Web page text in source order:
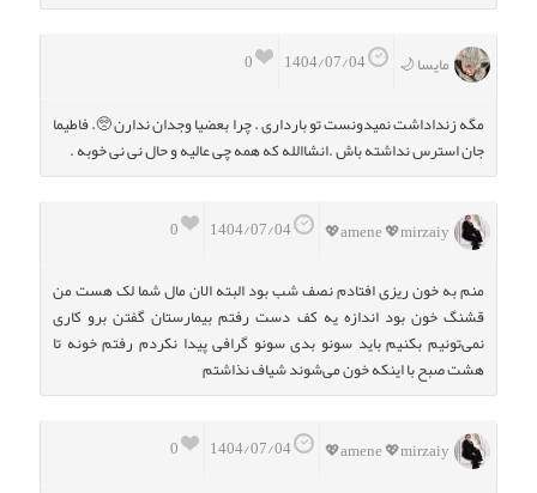
0
مایسا 🌙
مگه زنداداشت نمیدونست تو بارداری . چرا بعضیا وجدان ندارن 🥺. فاطیما
جان استرس نداشته باش .انشاالله که همه چی عالیه و حال نی نی خوبه .
0
amene 💖mirzaiy💖
منم به خون ریزی افتادم نصف شب بود البته الان مال شما لک هست من
قشنگ خون بود اندازه یه کف دست رفتم بیمارستان گفتن برو کاری
نمی‌تونیم بکنیم باید سونو بدی سونو گرافی پیدا نکردم رفتم خونه تا
هشت صبح با اینکه خون می‌شوند شیاف نذاشتم
0
amene 💖mirzaiy💖